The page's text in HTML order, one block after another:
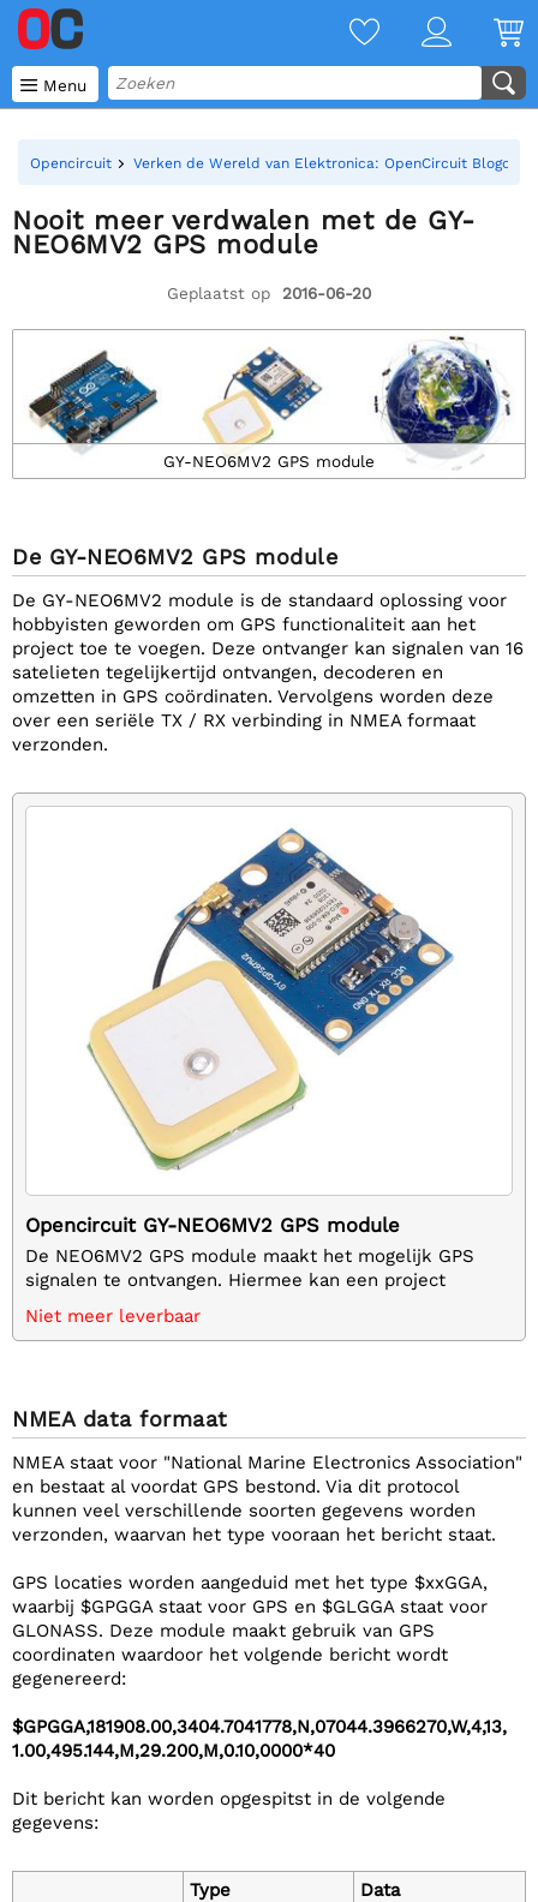
 Menu
Opencircuit Verken de Wereld van Elektronica: OpenCircuit
Nooit meer verdwalen met de GY-
NEO6MV2 GPS module
Geplaatst op 2016-06-20
GY-NEO6MV2 GPS module
De GY-NEO6MV2 GPS module
De GY-NEO6MV2 module is de standaard oplossing voor
hobbyisten geworden om GPS functionaliteit aan het
project toe te voegen. Deze ontvanger kan signalen van 16
satelieten tegelijkertijd ontvangen, decoderen en
omzetten in GPS coördinaten. Vervolgens worden deze
over een seriële TX / RX verbinding in NMEA formaat
verzonden.
Opencircuit GY-NEO6MV2 GPS module
De NEO6MV2 GPS module maakt het mogelijk GPS
signalen te ontvangen. Hiermee kan een project
precies bepalen op welke positie op aarde het zich
bevindt, hoe snel het gaat, in welke richting het
Niet meer leverbaar
NMEA data formaat
NMEA staat voor "National Marine Electronics Association"
en bestaat al voordat GPS bestond. Via dit protocol
kunnen veel verschillende soorten gegevens worden
verzonden, waarvan het type vooraan het bericht staat.
GPS locaties worden aangeduid met het type $xxGGA,
waarbij $GPGGA staat voor GPS en $GLGGA staat voor
GLONASS. Deze module maakt gebruik van GPS
coordinaten waardoor het volgende bericht wordt
gegenereerd:
$GPGGA,181908.00,3404.7041778,N,07044.3966270,W,4,13,
1.00,495.144,M,29.200,M,0.10,0000*40
Dit bericht kan worden opgespitst in de volgende
gegevens:
Type
Data